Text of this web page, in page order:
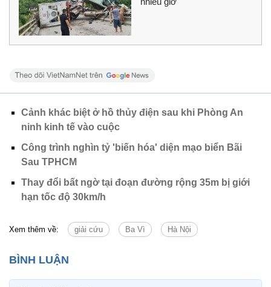
Cảnh khác biệt ở hồ thủy điện sau khi Phòng An
ninh kinh tế vào cuộc
Công trình nghìn tỷ 'biến hóa' diện mạo biển Bãi
Sau TPHCM
Thay đổi bất ngờ tại đoạn đường rộng 35m bị giới
hạn tốc độ 30km/h
Xem thêm về: giải cứu Ba Vì Hà Nội